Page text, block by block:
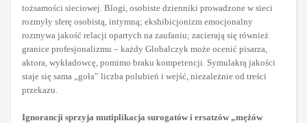
tożsamości sieciowej. Blogi, osobiste dzienniki prowadzone w sieci
rozmyły sferę osobistą, intymną; ekshibicjonizm emocjonalny
rozmywa jakość relacji opartych na zaufaniu; zacierają się również
granice profesjonalizmu – każdy Globalczyk może ocenić pisarza,
aktora, wykładowcę, pomimo braku kompetencji. Symulakrą jakości
staje się sama „goła” liczba polubień i wejść, niezależnie od treści
przekazu.
Ignorancji sprzyja mutiplikacja surogatów i ersatzów „mężów